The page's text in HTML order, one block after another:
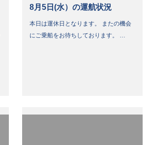
8月5日(水）の運航状況
本日は運休日となります。 またの機会
にご乗船をお待ちしております。 …